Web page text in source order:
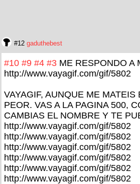
#12 gaduthebest
#10 #9 #4 #3 ME RESPONDO A
http://www.vayagif.com/gif/5802
VAYAGIF, AUNQUE ME MATEIS
PEOR. VAS A LA PAGINA 500,
CAMBIAS EL NOMBRE Y TE
http://www.vayagif.com/gif/5802
http://www.vayagif.com/gif/5802
http://www.vayagif.com/gif/5802
http://www.vayagif.com/gif/5802
http://www.vayagif.com/gif/5802
http://www.vayagif.com/gif/5802